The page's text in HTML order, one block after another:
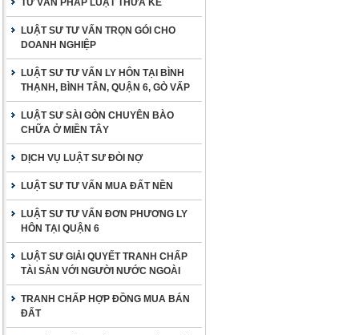
TƯ VẤN PHÁP LUẬT THỪA KẾ
LUẬT SƯ TƯ VẤN TRỌN GÓI CHO
DOANH NGHIỆP
LUẬT SƯ TƯ VẤN LY HÔN TẠI BÌNH
THẠNH, BÌNH TÂN, QUẬN 6, GÒ VẤP
LUẬT SƯ SÀI GÒN CHUYÊN BÀO
CHỮA Ở MIỀN TÂY
DỊCH VỤ LUẬT SƯ ĐÒI NỢ
LUẬT SƯ TƯ VẤN MUA ĐẤT NỀN
LUẬT SƯ TƯ VẤN ĐƠN PHƯƠNG LY
HÔN TẠI QUẬN 6
LUẬT SƯ GIẢI QUYẾT TRANH CHẤP
TÀI SẢN VỚI NGƯỜI NƯỚC NGOÀI
TRANH CHẤP HỢP ĐỒNG MUA BÁN
ĐẤT